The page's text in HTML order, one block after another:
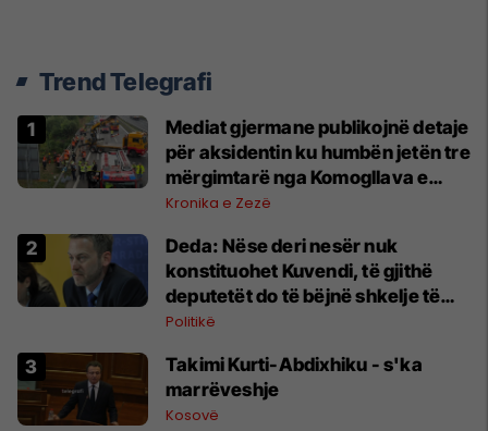
Trend Telegrafi
Mediat gjermane publikojnë detaje
për aksidentin ku humbën jetën tre
mërgimtarë nga Komogllava e
Ferizajt
Kronika e Zezë
Deda: Nëse deri nesër nuk
konstituohet Kuvendi, të gjithë
deputetët do të bëjnë shkelje të
rëndë kushtetuese
Politikë
Takimi Kurti-Abdixhiku - s'ka
marrëveshje
Kosovë